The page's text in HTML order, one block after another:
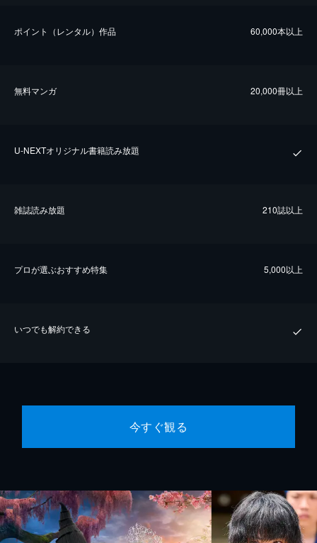
ポイント（レンタル）作品 60,000本以上
無料マンガ 20,000冊以上
U-NEXTオリジナル書籍読み放題
雑誌読み放題 210誌以上
プロが選ぶおすすめ特集 5,000以上
いつでも解約できる
今すぐ観る